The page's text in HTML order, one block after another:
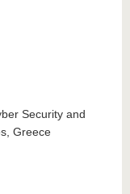
Security and
Greece